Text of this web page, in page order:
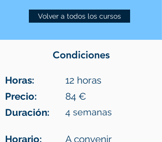
Volver a todos los cursos
Condiciones
Horas:
12 horas
Precio:
84 €
Duración:
4 semanas
Horario:
A convenir